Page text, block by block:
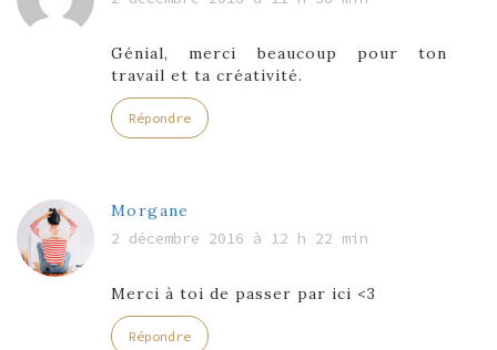
Génial, merci beaucoup pour ton
travail et ta créativité.
Répondre
Morgane
2 décembre 2016 à 12 h 22 min
Merci à toi de passer par ici <3
Répondre